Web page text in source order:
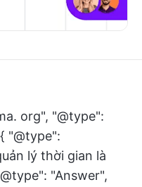
org", "@type":
"@type":
lý thời gian là
"Answer",